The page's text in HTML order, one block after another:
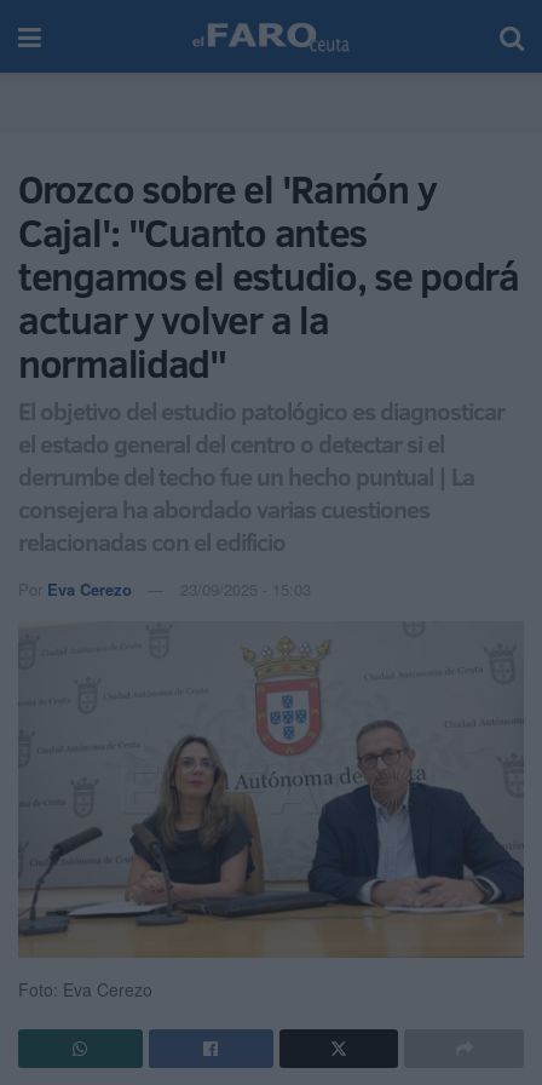
Orozco sobre el 'Ramón y
Cajal': "Cuanto antes
tengamos el estudio, se podrá
actuar y volver a la
normalidad"
El objetivo del estudio patológico es diagnosticar
el estado general del centro o detectar si el
derrumbe del techo fue un hecho puntual | La
consejera ha abordado varias cuestiones
relacionadas con el edificio
Por Eva Cerezo 23/09/2025 - 15:03
Foto: Eva Cerezo